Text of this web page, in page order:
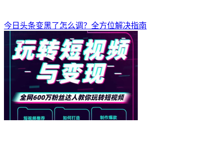
今日头条变黑了怎么调？全方位解决指南